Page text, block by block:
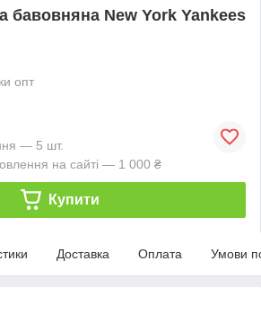
бавовняна New York Yankees
опт
— 5 шт.
на сайті — 1 000 ₴
Купити
Доставка Оплата Умови